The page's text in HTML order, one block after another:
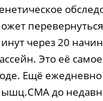
через 20
Это её
Ещё
до